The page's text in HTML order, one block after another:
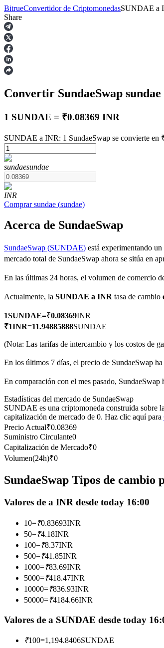
Futuros
Futuros que utilizan USDT como garantía
TradFi
Derivados de acciones, divisas, metales
Futuros del USDC
Futuros que utilizan USDC como garantía
Copiar Trading
Únete a los mejores traders
BitrueConvertidor de CriptomonedasSUNDAE a
Share
Convertir SundaeSwap sundae
1 SUNDAE = ₹0.08369 INR
SUNDAE a INR: 1 SundaeSwap se convierte
sundaesundae
INR
Comprar sundae (sundae)
Acerca de SundaeSwap
SundaeSwap (SUNDAE) está experimentando
mercado total de SundaeSwap ahora se sitúa en
En las últimas 24 horas, el volumen de comercio
Actualmente, la SUNDAE a INR tasa de cambio
1SUNDAE=₹0.08369INR
₹1INR=11.94885888SUNDAE
(Nota: Las tarifas de intercambio y los costos de
En los últimos 7 días, el precio de SundaeSwap
En comparación con el mes pasado,
Estadísticas del mercado de SundaeSwap
SUNDAE es una criptomoneda construida sobre
capitalización de mercado de 0. Haz clic aquí para
Precio Actual₹0.08369
Suministro Circulante0
Capitalización de Mercado₹0
Volumen(24h)₹0
SundaeSwap Tipos de cambio
Valores de a INR desde today 16:00
10=₹0.83693INR
50=₹4.18INR
100=₹8.37INR
500=₹41.85INR
1000=₹83.69INR
5000=₹418.47INR
10000=₹836.93INR
50000=₹4184.66INR
Valores de a SUNDAE desde today
₹100=1,194.8406SUNDAE